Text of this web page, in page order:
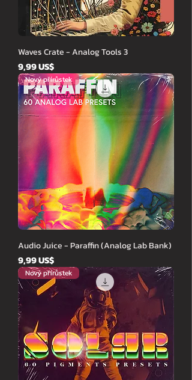
Waves Crate - Analog Tools 3
Cena
9,99 US$
Nový přírůstek
Audio Juice - Paraffin (Analog Lab Bank)
Cena
9,99 US$
Nový přírůstek